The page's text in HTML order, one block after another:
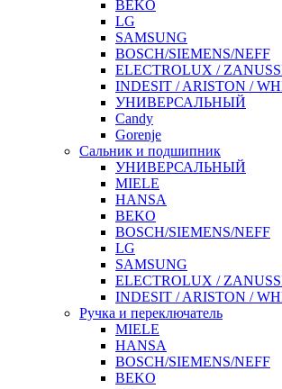
BEKO
LG
SAMSUNG
BOSCH/SIEMENS/NEFF
ELECTROLUX /
INDESIT / ARISTON /
УНИВЕРСАЛЬНЫЙ
Candy
Gorenje
Сальник и подшипник
УНИВЕРСАЛЬНЫЙ
MIELE
HANSA
BEKO
BOSCH/SIEMENS/NEFF
LG
SAMSUNG
ELECTROLUX /
INDESIT / ARISTON /
Ручка и переключатель
MIELE
HANSA
BOSCH/SIEMENS/NEFF
BEKO